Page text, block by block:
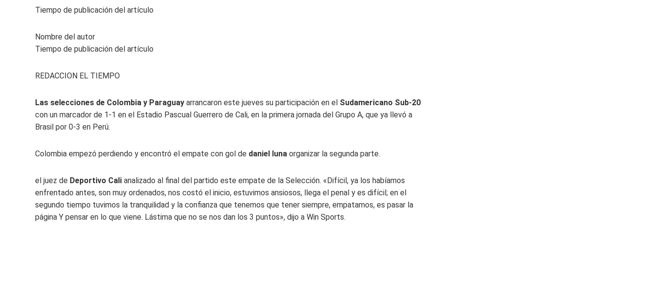
Tiempo de publicación del artículo
Nombre del autor
Tiempo de publicación del artículo
REDACCION EL TIEMPO
Las selecciones de Colombia y Paraguay arrancaron este jueves su participación en el Sudamericano Sub-20
con un marcador de 1-1 en el Estadio Pascual Guerrero de Cali, en la primera jornada del Grupo A, que ya llevó a
Brasil por 0-3 en Perú.
Colombia empezó perdiendo y encontró el empate con gol de daniel luna organizar la segunda parte.
el juez de Deportivo Cali analizado al final del partido este empate de la Selección. «Difícil, ya los habíamos
enfrentado antes, son muy ordenados, nos costó el inicio, estuvimos ansiosos, llega el penal y es difícil; en el
segundo tiempo tuvimos la tranquilidad y la confianza que tenemos que tener siempre, empatamos, es pasar la
página Y pensar en lo que viene. Lástima que no se nos dan los 3 puntos», dijo a Win Sports.